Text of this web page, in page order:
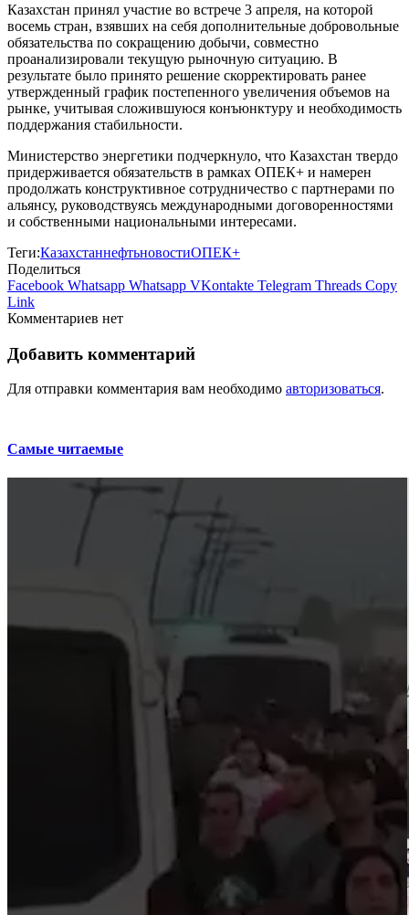
Казахстан принял участие во встрече 3 апреля, на которой
восемь стран, взявших на себя дополнительные добровольные
обязательства по сокращению добычи, совместно
проанализировали текущую рыночную ситуацию. В
результате было принято решение скорректировать ранее
утвержденный график постепенного увеличения объемов на
рынке, учитывая сложившуюся конъюнктуру и необходимость
поддержания стабильности.
Министерство энергетики подчеркнуло, что Казахстан твердо
придерживается обязательств в рамках ОПЕК+ и намерен
продолжать конструктивное сотрудничество с партнерами по
альянсу, руководствуясь международными договоренностями
и собственными национальными интересами.
Теги:КазахстаннефтьновостиОПЕК+
Поделиться
Facebook Whatsapp Whatsapp VKontakte Telegram Threads Copy
Link
Комментариев нет
Добавить комментарий
Для отправки комментария вам необходимо авторизоваться.
Самые читаемые